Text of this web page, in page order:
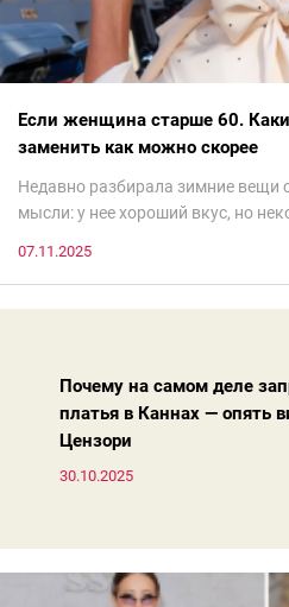
Если женщина старше 60.
заменить как можно скорее
Недавно разбирала зимние вещи
мысли: у нее хороший вкус, но
моды. Вовсе нет.Проблема в том,
07.11.2025
Почему на самом деле
платья в Каннах — опять
Цензори
30.10.2025